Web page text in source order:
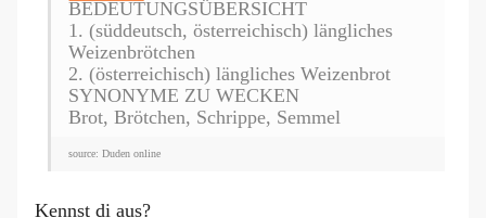
BEDEUTUNGSÜBERSICHT
1. (süddeutsch, österreichisch) längliches
Weizenbrötchen
2. (österreichisch) längliches Weizenbrot
SYNONYME ZU WECKEN
Brot, Brötchen, Schrippe, Semmel
source: Duden online
Kennst di aus?